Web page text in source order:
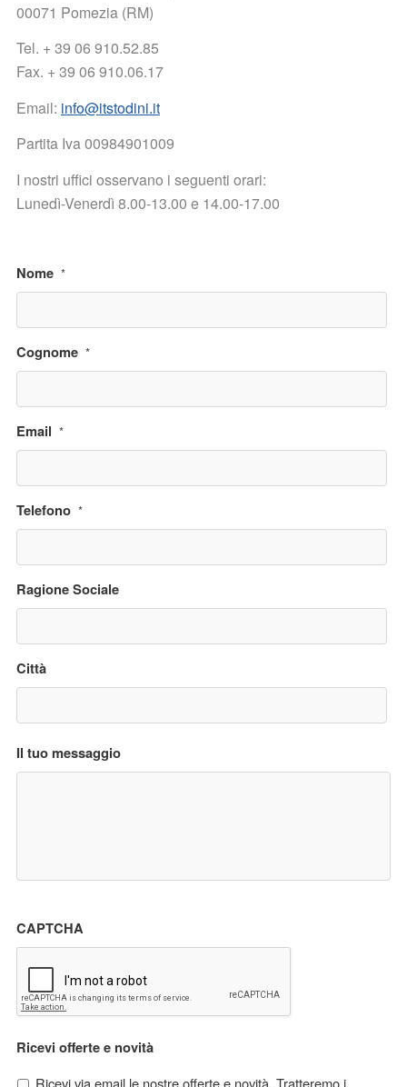
00071 Pomezia (RM)
Tel. + 39 06 910.52.85
Fax. + 39 06 910.06.17
Email: info@itstodini.it
Partita Iva 00984901009
I nostri uffici osservano i seguenti orari:
Lunedì-Venerdì 8.00-13.00 e 14.00-17.00
Nome *
Cognome *
Email *
Telefono *
Ragione Sociale
Città
Il tuo messaggio
CAPTCHA
Ricevi offerte e novità
Ricevi via email le nostre offerte e novità. Tratteremo i